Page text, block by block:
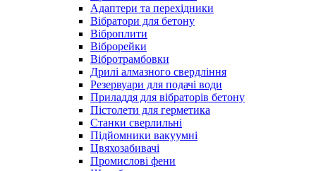
Адаптери та перехідники
Вібратори для бетону
Віброплити
Віброрейки
Вібротрамбовки
Дрилі алмазного свердління
Резервуари для подачі води
Приладдя для вібраторів бетону
Пістолети для герметика
Станки сверлильні
Підйомники вакуумні
Цвяхозабивачі
Промислові фени